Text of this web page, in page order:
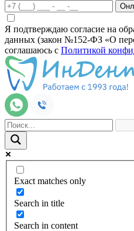
Я подтверждаю согласие на
данных (закон №152-ФЗ «О
соглашаюсь с Политикой
Exact matches only
Search in title
Search in content